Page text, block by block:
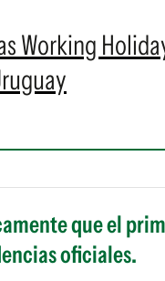
Working
que el
oficiales.